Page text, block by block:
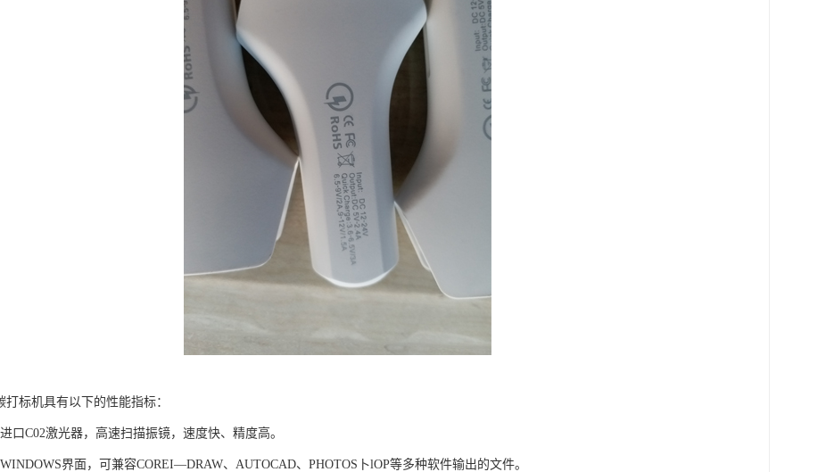
打标机具有以下的性能指标：
口C02激光器，高速扫描振镜，速度快、精度高。
界面，可兼容COREI—DRAW、AUTOCAD、PHOTOS卜lOP等多种软件输出的文件。